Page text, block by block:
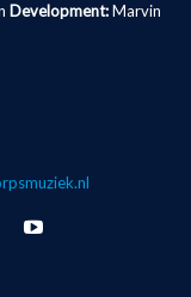
Development: Marvin